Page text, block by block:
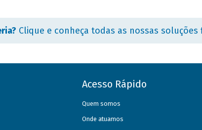
Clique e conheça todas as nossas soluções
Acesso Rápido
Quem somos
Onde atuamos